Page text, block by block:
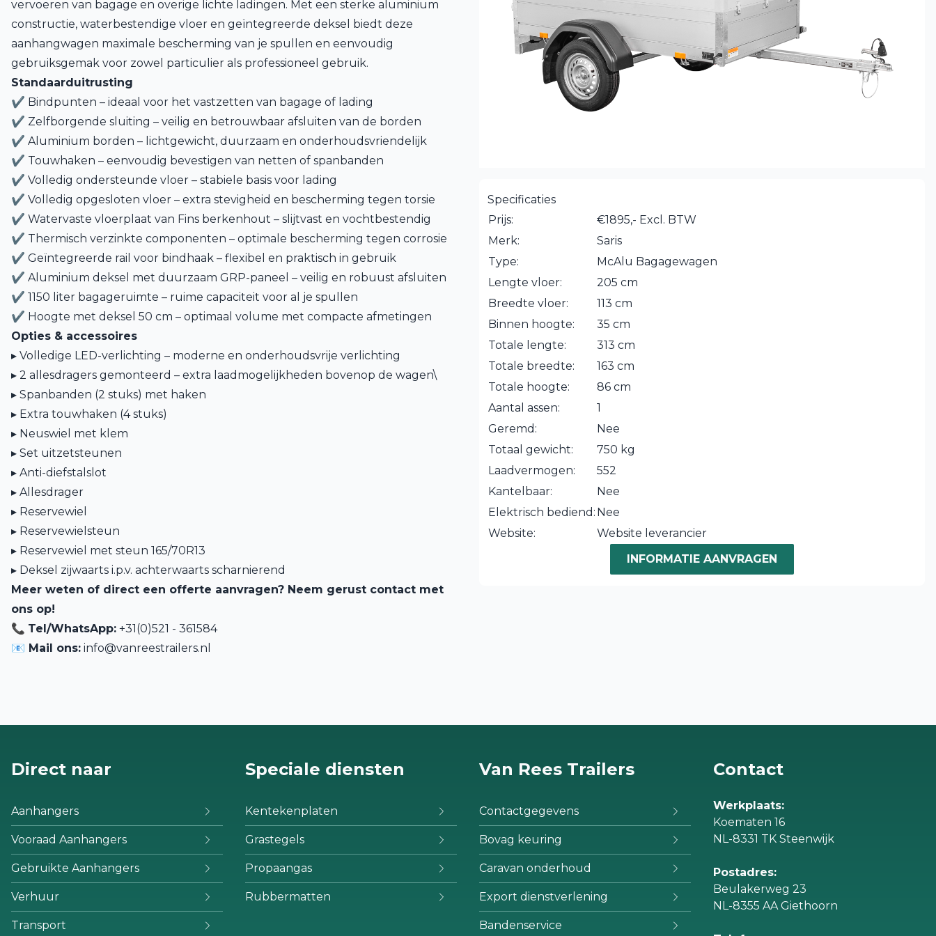
vervoeren van bagage en overige lichte ladingen. Met een sterke aluminium
constructie, waterbestendige vloer en geïntegreerde deksel biedt deze
aanhangwagen maximale bescherming van je spullen en eenvoudig
gebruiksgemak voor zowel particulier als professioneel gebruik.
Standaarduitrusting
✔ Bindpunten – ideaal voor het vastzetten van bagage of lading
✔ Zelfborgende sluiting – veilig en betrouwbaar afsluiten van de borden
✔ Aluminium borden – lichtgewicht, duurzaam en onderhoudsvriendelijk
✔ Touwhaken – eenvoudig bevestigen van netten of spanbanden
✔ Volledig ondersteunde vloer – stabiele basis voor lading
✔ Volledig opgesloten vloer – extra stevigheid en bescherming tegen torsie
✔ Watervaste vloerplaat van Fins berkenhout – slijtvast en vochtbestendig
✔ Thermisch verzinkte componenten – optimale bescherming tegen corrosie
✔ Geïntegreerde rail voor bindhaak – flexibel en praktisch in gebruik
✔ Aluminium deksel met duurzaam GRP-paneel – veilig en robuust afsluiten
✔ 1150 liter bagageruimte – ruime capaciteit voor al je spullen
✔ Hoogte met deksel 50 cm – optimaal volume met compacte afmetingen
Opties & accessoires
▸ Volledige LED-verlichting – moderne en onderhoudsvrije verlichting
▸ 2 allesdragers gemonteerd – extra laadmogelijkheden bovenop de wagen\
▸ Spanbanden (2 stuks) met haken
▸ Extra touwhaken (4 stuks)
▸ Neuswiel met klem
▸ Set uitzetsteunen
▸ Anti-diefstalslot
▸ Allesdrager
▸ Reservewiel
▸ Reservewielsteun
▸ Reservewiel met steun 165/70R13
▸ Deksel zijwaarts i.p.v. achterwaarts scharnierend
Meer weten of direct een offerte aanvragen? Neem gerust contact met
ons op!
📞 Tel/WhatsApp: +31(0)521 - 361584
📧 Mail ons: info@vanreestrailers.nl
Specificaties
Prijs:
€1895,- Excl. BTW
Merk:
Saris
Type:
McAlu Bagagewagen
Lengte vloer:
205 cm
Breedte vloer:
113 cm
Binnen hoogte:
35 cm
Totale lengte:
313 cm
Totale breedte:
163 cm
Totale hoogte:
86 cm
Aantal assen:
1
Geremd:
Nee
Totaal gewicht:
750 kg
Laadvermogen:
552
Kantelbaar:
Nee
Elektrisch bediend: Nee
Website:
Website leverancier
INFORMATIE AANVRAGEN
Direct naar
Aanhangers
Vooraad Aanhangers
Gebruikte Aanhangers
Verhuur
Transport
Speciale diensten
Kentekenplaten
Grastegels
Propaangas
Rubbermatten
Van Rees Trailers
Contactgegevens
Bovag keuring
Caravan onderhoud
Export dienstverlening
Bandenservice
Contact
Werkplaats:
Koematen 16
NL-8331 TK Steenwijk
Postadres:
Beulakerweg 23
NL-8355 AA Giethoorn